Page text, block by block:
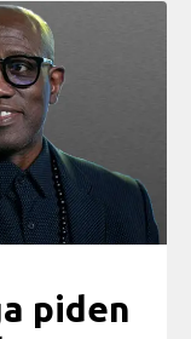
piden